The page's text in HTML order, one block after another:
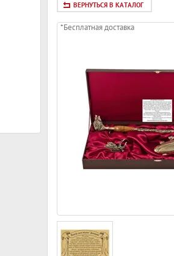
ВЕРНУТЬСЯ В КАТАЛОГ
*Бесплатная доставка